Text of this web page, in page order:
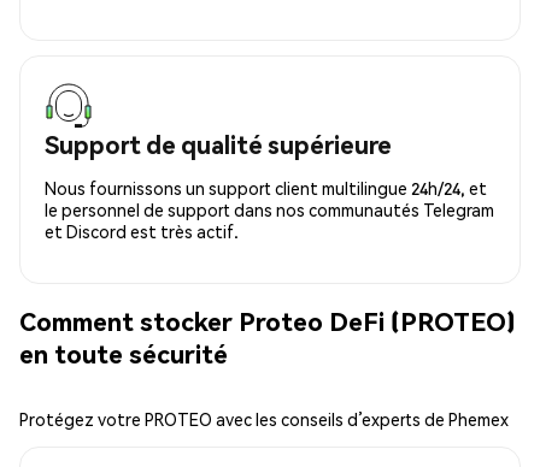
Support de qualité supérieure
Nous fournissons un support client multilingue 24h/24, et
le personnel de support dans nos communautés Telegram
et Discord est très actif.
Comment stocker Proteo DeFi (PROTEO)
en toute sécurité
Protégez votre PROTEO avec les conseils d’experts de Phemex